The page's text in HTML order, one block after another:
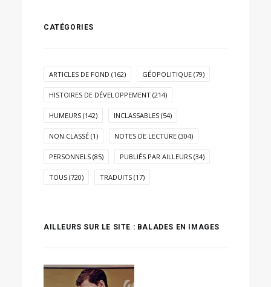
CATÉGORIES
ARTICLES DE FOND (162) GÉOPOLITIQUE (79)
HISTOIRES DE DÉVELOPPEMENT (214)
HUMEURS (142) INCLASSABLES (54)
NON CLASSÉ (1) NOTES DE LECTURE (304)
PERSONNELS (85) PUBLIÉS PAR AILLEURS (34)
TOUS (720) TRADUITS (17)
AILLEURS SUR LE SITE : BALADES EN IMAGES